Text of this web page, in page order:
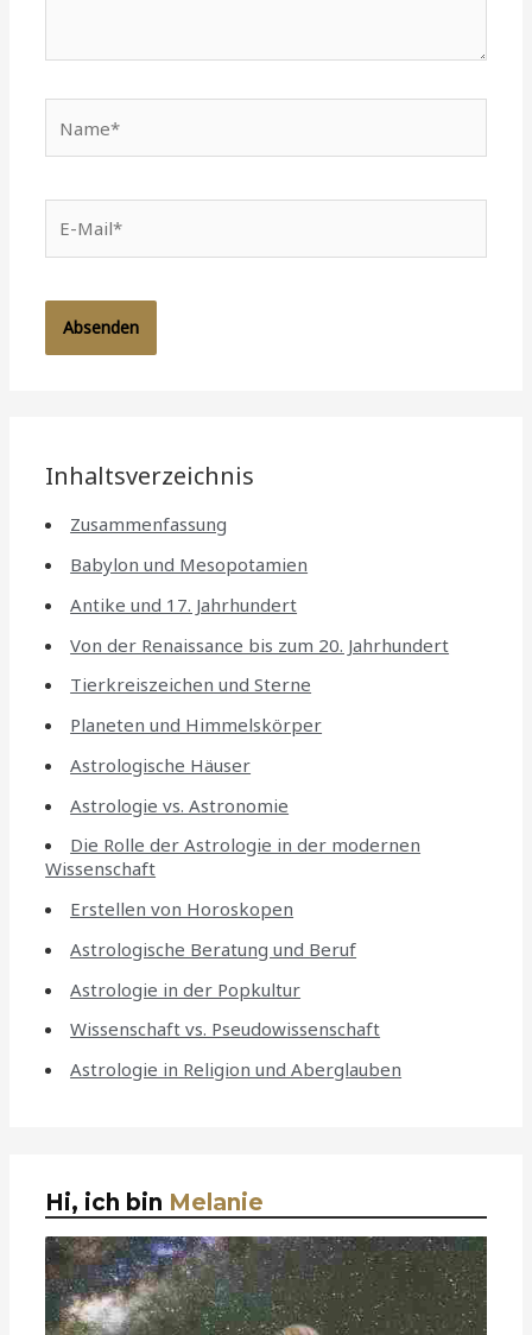
Mail*
Inhaltsverzeichnis
Zusammenfassung
Babylon und Mesopotamien
Antike und 17. Jahrhundert
Von der Renaissance bis zum 20. Jahrhundert
Tierkreiszeichen und Sterne
Planeten und Himmelskörper
Astrologische Häuser
Astrologie vs. Astronomie
Die Rolle der Astrologie in der modernen
Wissenschaft
Erstellen von Horoskopen
Astrologische Beratung und Beruf
Astrologie in der Popkultur
Wissenschaft vs. Pseudowissenschaft
Astrologie in Religion und Aberglauben
Hi, ich bin Melanie